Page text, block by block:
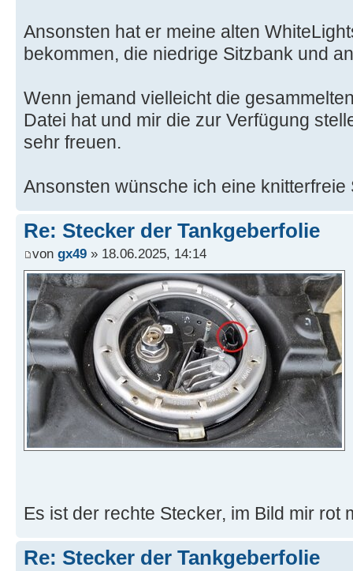
Ansonsten hat er meine alten
bekommen, die niedrige Sitzbank und
Wenn jemand vielleicht die
Datei hat und mir die zur Verfügung
sehr freuen.
Ansonsten wünsche ich eine knitterfreie
Re: Stecker der Tankgeberfolie
von gx49 » 18.06.2025, 14:14
Es ist der rechte Stecker, im Bild mir rot
Re: Stecker der Tankgeberfolie